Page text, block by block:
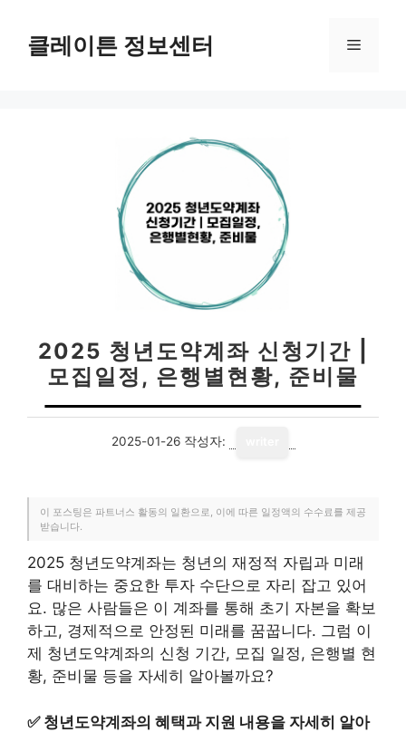
클레이튼 정보센터 메
2025 청년도약계좌 신청기간 |
모집일정, 은행별현황, 준비물
2025-01-26 작성자:
이 포스팅은 파트너스 활동의 일환으로, 이에 따른 일정액의 수수료를 제공
받습니다.
2025 청년도약계좌는 청년의 재정적 자립과 미래
를 대비하는 중요한 투자 수단으로 자리 잡고 있어
요. 많은 사람들은 이 계좌를 통해 초기 자본을 확보
하고, 경제적으로 안정된 미래를 꿈꿉니다. 그럼 이
제 청년도약계좌의 신청 기간, 모집 일정, 은행별 현
황, 준비물 등을 자세히 알아볼까요?
✅ 청년도약계좌의 혜택과 지원 내용을 자세히 알아